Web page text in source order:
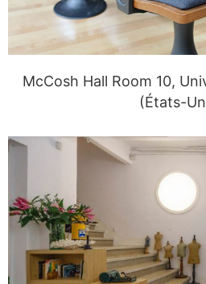
McCosh Hall Room 10,
(États-